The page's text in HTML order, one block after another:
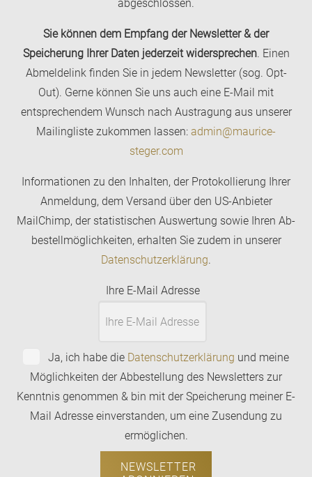
abgeschlossen.
Sie können dem Empfang der Newsletter & der
Speicherung Ihrer Daten jederzeit widersprechen. Einen
Abmeldelink finden Sie in jedem Newsletter (sog. Opt-
Out). Gerne können Sie uns auch eine E-Mail mit
entsprechendem Wunsch nach Austragung aus unserer
Mailingliste zukommen lassen: admin@maurice-
steger.com
Informationen zu den Inhalten, der Proto­kollierung Ihrer
Anmeldung, dem Versand über den US-Anbieter
MailChimp, der statistischen Aus­wertung sowie Ihren Ab­
bestell­­möglichkeiten, erhalten Sie zudem in unserer
Datenschutzerklärung.
Ihre E-Mail Adresse
Ja, ich habe die Datenschutzerklärung und meine
Möglichkeiten der Abbestellung des Newsletters zur
Kenntnis genommen & bin mit der Speicherung meiner E-
Mail Adresse einverstanden, um eine Zusendung zu
ermöglichen.
NEWSLETTER